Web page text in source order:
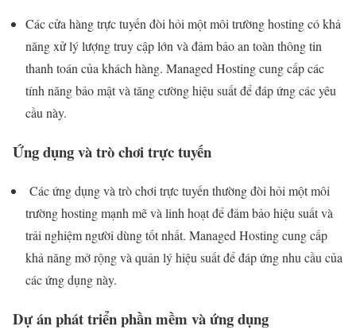
Các cửa hàng trực tuyến đòi hỏi một môi trường hosting có khả
năng xử lý lượng truy cập lớn và đảm bảo an toàn thông tin
thanh toán của khách hàng. Managed Hosting cung cấp các
tính năng bảo mật và tăng cường hiệu suất để đáp ứng các yêu
cầu này.
Ứng dụng và trò chơi trực tuyến
Các ứng dụng và trò chơi trực tuyến thường đòi hỏi một môi
trường hosting mạnh mẽ và linh hoạt để đảm bảo hiệu suất và
trải nghiệm người dùng tốt nhất. Managed Hosting cung cấp
khả năng mở rộng và quản lý hiệu suất để đáp ứng nhu cầu của
các ứng dụng này.
Dự án phát triển phần mềm và ứng dụng